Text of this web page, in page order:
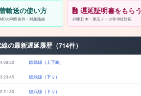
輸送の使い方
の利用条件・対象路線
遅延証明書をもらう
JR東日本・東京メトロ等18社対応
の最新遅延履歴（714件）
09:30 総武線（上下線）
23:45 総武線（下り）
21:30 総武線（下り）